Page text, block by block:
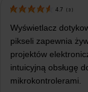
4.7 ( 3 )
Wyświetlacz
pikseli zapewnia
projektów
intuicyjną obsługę
mikrokontrolerami.